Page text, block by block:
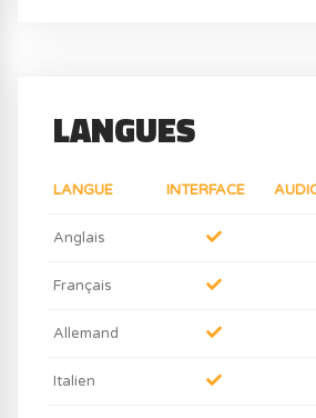
LANGUES
LANGUE INTERFACE
Anglais
Français
Allemand
Italien